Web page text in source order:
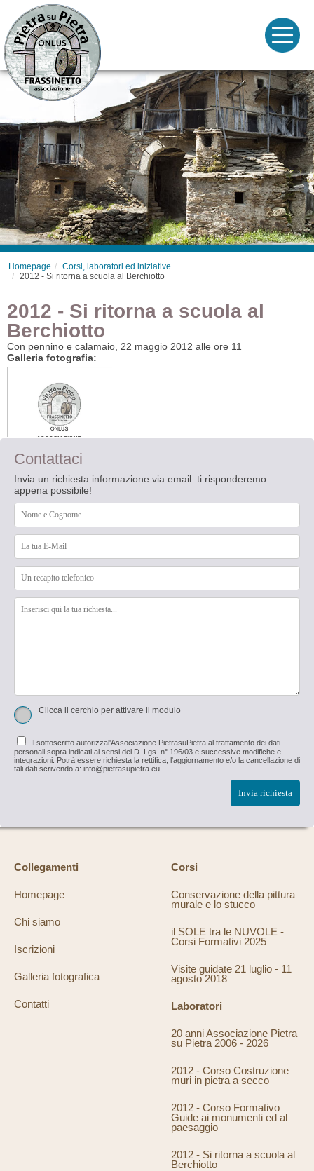
Homepage
Corsi, laboratori ed iniziative
2012 - Si ritorna a scuola al Berchiotto
2012 - Si ritorna a scuola al
Berchiotto
Con pennino e calamaio, 22 maggio 2012 alle ore 11
Galleria fotografia:
Contattaci
Invia un richiesta informazione via email: ti risponderemo
appena possibile!
Clicca il cerchio per attivare il modulo
Il sottoscritto autorizzal'Associazione PietrasuPietra al trattamento dei dati
personali sopra indicati ai sensi del D. Lgs. n° 196/03 e successive modifiche e
integrazioni. Potrà essere richiesta la rettifica, l'aggiornamento e/o la cancellazione di
tali dati scrivendo a: info@pietrasupietra.eu.
Invia richiesta
Collegamenti
Homepage
Chi siamo
Iscrizioni
Galleria fotografica
Contatti
Corsi
Conservazione della pittura
murale e lo stucco
il SOLE tra le NUVOLE -
Corsi Formativi 2025
Visite guidate 21 luglio - 11
agosto 2018
Laboratori
20 anni Associazione Pietra
su Pietra 2006 - 2026
2012 - Corso Costruzione
muri in pietra a secco
2012 - Corso Formativo
Guide ai monumenti ed al
paesaggio
2012 - Si ritorna a scuola al
Berchiotto